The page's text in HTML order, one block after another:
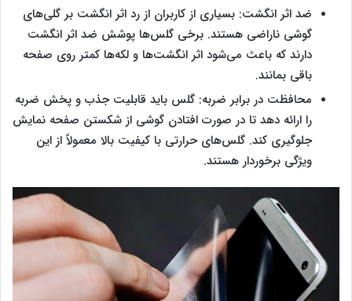
ضد اثر انگشت: بسیاری از کاربران از رد اثر انگشت بر گلی‌های
گوشی ناراضی هستند. برخی گلس‌ها پوشش ضد اثر انگشت
دارند که باعث می‌شود اثر انگشت‌ها و لکه‌ها کمتر روی صفحه
باقی بمانند.
محافظت در برابر ضربه: گلس باید قابلیت جذب و پخش ضربه
را ارائه دهد تا در صورت افتادن گوشی از شکستن صفحه نمایش
جلوگیری کند. گلس‌های حرارتی با کیفیت بالا معمولاً از این
ویژگی برخوردار هستند.